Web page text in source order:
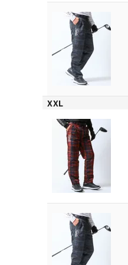
キーワードから探す
カテゴリ
XXL